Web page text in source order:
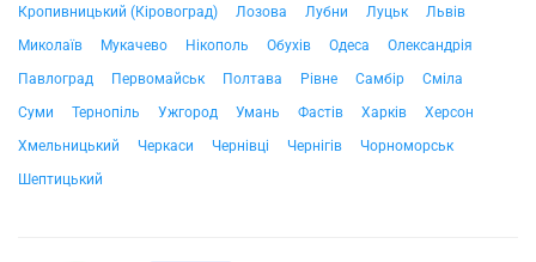
Кропивницький (Кіровоград)
Лозова Лубни Луцьк
Львів
Миколаїв
Мукачево Нікополь Обухів Одеса
Олександрія
Павлоград
Первомайськ Полтава Рівне Самбір
Сміла
Суми
Тернопіль Ужгород Умань Фастів Харків
Херсон
Хмельницький
Черкаси Чернівці Чернігів
Чорноморськ
Шептицький